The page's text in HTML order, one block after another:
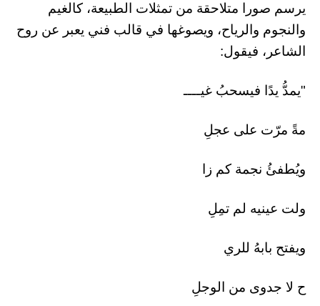
يرسم صورا متلاحقة من تمثلات الطبيعة، كالغيم
والنجوم والرياح، ويصوغها في قالب فني يعبر عن روح
الشاعر، فيقول:
"يمدُّ يدًا فيسحبُ غيــــ
مةً مرّت على عجلِ
ويُطفئُ نجمة كم زا
ولت عينيه لم تمِلِ
ويفتح بابهُ للري
ح لا جدوى من الوجلِ